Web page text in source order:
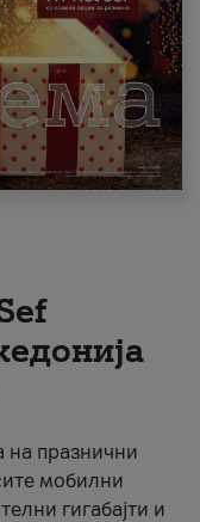
на празнични
мобилни
гигабајти и